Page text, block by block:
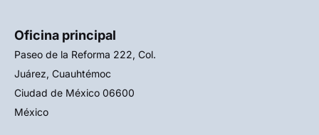
Oficina principal
Paseo de la Reforma 222, Col.
Juárez, Cuauhtémoc
Ciudad de México 06600
México